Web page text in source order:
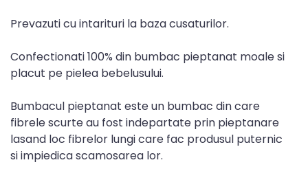
Prevazuti cu intarituri la baza cusaturilor.
Confectionati 100% din bumbac pieptanat moale si
placut pe pielea bebelusului.
Bumbacul pieptanat este un bumbac din care
fibrele scurte au fost indepartate prin pieptanare
lasand loc fibrelor lungi care fac produsul puternic
si impiedica scamosarea lor.